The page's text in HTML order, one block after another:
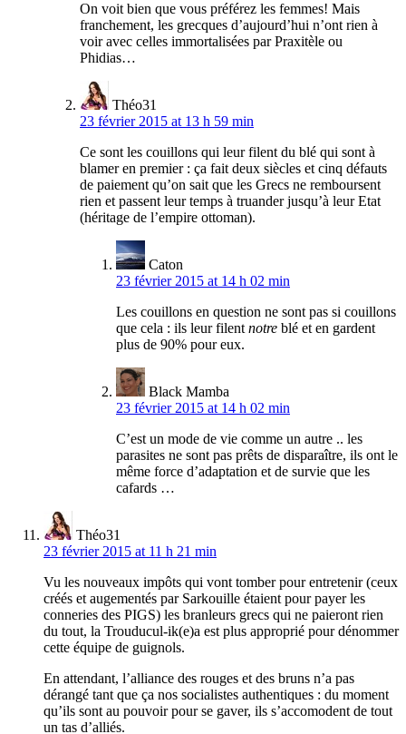
On voit bien que vous préférez les femmes! Mais
franchement, les grecques d’aujourd’hui n’ont rien à
voir avec celles immortalisées par Praxitèle ou
Phidias…
Théo31
23 février 2015 at 13 h 59 min
Ce sont les couillons qui leur filent du blé qui sont à
blamer en premier : ça fait deux siècles et cinq défauts
de paiement qu’on sait que les Grecs ne remboursent
rien et passent leur temps à truander jusqu’à leur Etat
(héritage de l’empire ottoman).
Caton
23 février 2015 at 14 h 02 min
Les couillons en question ne sont pas si couillons
que cela : ils leur filentnotre blé et en gardent
plus de 90% pour eux.
Black Mamba
23 février 2015 at 14 h 02 min
C’est un mode de vie comme un autre .. les
parasites ne sont pas prêts de disparaître, ils ont le
même force d’adaptation et de survie que les
cafards …
Théo31
23 février 2015 at 11 h 21 min
Vu les nouveaux impôts qui vont tomber pour entretenir (ceux
créés et augementés par Sarkouille étaient pour payer les
conneries des PIGS) les branleurs grecs qui ne paieront rien
du tout, la Trouducul-ik(e)a est plus approprié pour dénommer
cette équipe de guignols.
En attendant, l’alliance des rouges et des bruns n’a pas
dérangé tant que ça nos socialistes authentiques : du moment
qu’ils sont au pouvoir pour se gaver, ils s’accomodent de tout
un tas d’alliés.